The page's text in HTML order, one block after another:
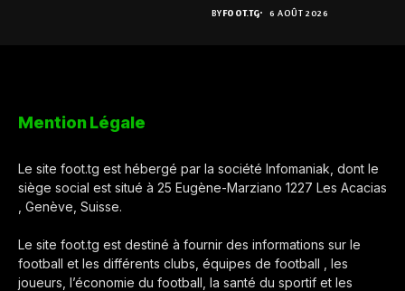
BYFOOT.TG 6 AOÛT 2026
Mention Légale
Le site foot.tg est hébergé par la société Infomaniak, dont le
siège social est situé à 25 Eugène-Marziano 1227 Les Acacias
, Genève, Suisse.
Le site foot.tg est destiné à fournir des informations sur le
football et les différents clubs, équipes de football , les
joueurs, l’économie du football, la santé du sportif et les